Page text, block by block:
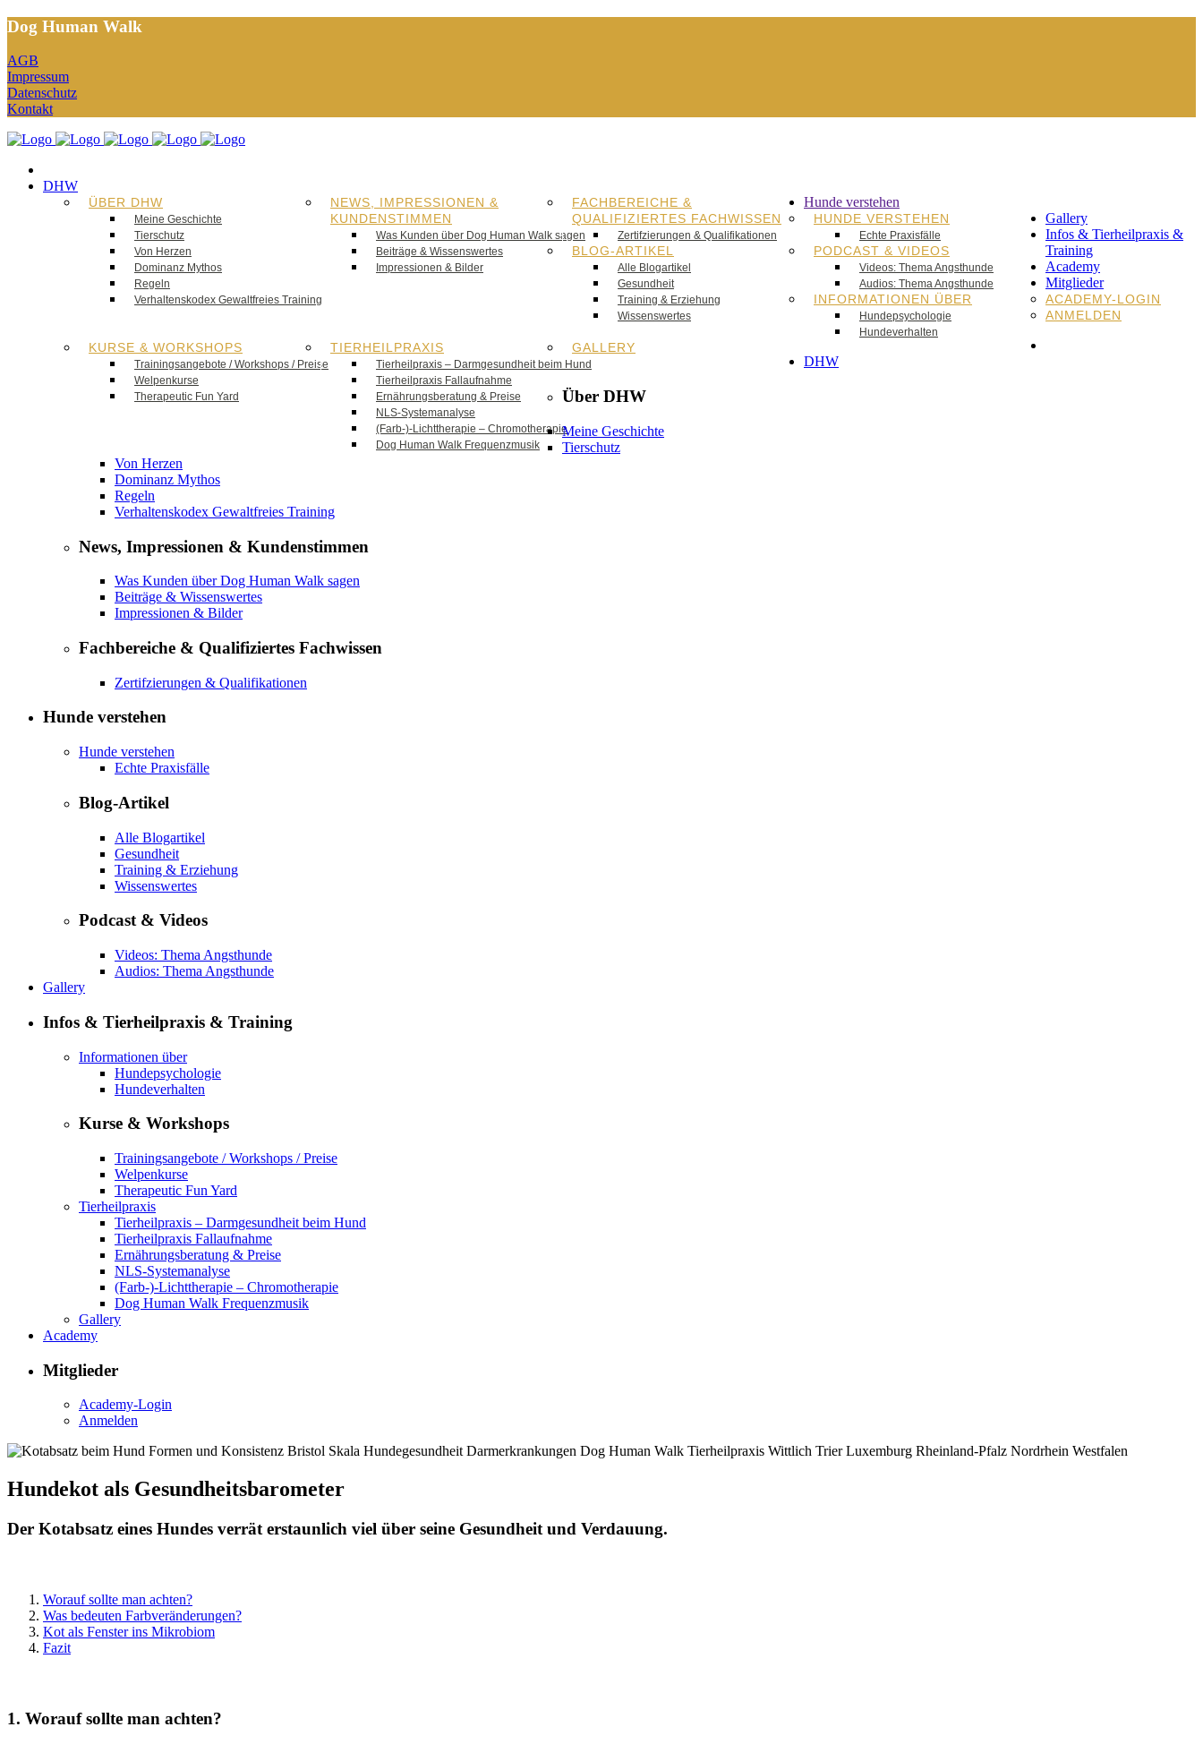
Dog Human Walk
AGB
Impressum
Datenschutz
Kontakt
DHW
ÜBER DHW
Meine Geschichte
Tierschutz
Von Herzen
Dominanz Mythos
Regeln
Verhaltenskodex Gewaltfreies Training
NEWS, IMPRESSIONEN &
KUNDENSTIMMEN
Was Kunden über Dog Human Walk sagen
Beiträge & Wissenswertes
Impressionen & Bilder
FACHBEREICHE &
QUALIFIZIERTES FACHWISSEN
Zertifzierungen & Qualifikationen
Hunde verstehen
HUNDE VERSTEHEN
Echte Praxisfälle
BLOG-ARTIKEL
Alle Blogartikel
Gesundheit
Training & Erziehung
Wissenswertes
PODCAST & VIDEOS
Videos: Thema Angsthunde
Audios: Thema Angsthunde
Gallery
Infos & Tierheilpraxis &
Training
INFORMATIONEN ÜBER
Hundepsychologie
Hundeverhalten
KURSE & WORKSHOPS
Trainingsangebote / Workshops / Preise
Welpenkurse
Therapeutic Fun Yard
TIERHEILPRAXIS
Tierheilpraxis – Darmgesundheit beim Hund
Tierheilpraxis Fallaufnahme
Ernährungsberatung & Preise
NLS-Systemanalyse
(Farb-)-Lichttherapie – Chromotherapie
Dog Human Walk Frequenzmusik
GALLERY
Academy
Mitglieder
ACADEMY-LOGIN
ANMELDEN
DHW
Über DHW
Meine Geschichte
Tierschutz
Von Herzen
Dominanz Mythos
Regeln
Verhaltenskodex Gewaltfreies Training
News, Impressionen & Kundenstimmen
Was Kunden über Dog Human Walk sagen
Beiträge & Wissenswertes
Impressionen & Bilder
Fachbereiche & Qualifiziertes Fachwissen
Zertifzierungen & Qualifikationen
Hunde verstehen
Hunde verstehen
Echte Praxisfälle
Blog-Artikel
Alle Blogartikel
Gesundheit
Training & Erziehung
Wissenswertes
Podcast & Videos
Videos: Thema Angsthunde
Audios: Thema Angsthunde
Gallery
Infos & Tierheilpraxis & Training
Informationen über
Hundepsychologie
Hundeverhalten
Kurse & Workshops
Trainingsangebote / Workshops / Preise
Welpenkurse
Therapeutic Fun Yard
Tierheilpraxis
Tierheilpraxis – Darmgesundheit beim Hund
Tierheilpraxis Fallaufnahme
Ernährungsberatung & Preise
NLS-Systemanalyse
(Farb-)-Lichttherapie – Chromotherapie
Dog Human Walk Frequenzmusik
Gallery
Academy
Mitglieder
Academy-Login
Anmelden
Hundekot als Gesundheitsbarometer
Der Kotabsatz eines Hundes verrät erstaunlich viel über seine Gesundheit und Verdauung.
Worauf sollte man achten?
Was bedeuten Farbveränderungen?
Kot als Fenster ins Mikrobiom
Fazit
1. Worauf sollte man achten?